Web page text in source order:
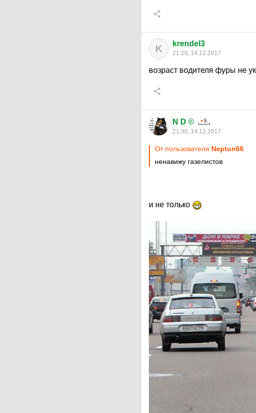
K krendel3
21:29, 14.12.2017
возраст водителя фуры не
N D ©
21:30, 14.12.2017
От пользователя Neptun66
ненавижу газелистов
и не только